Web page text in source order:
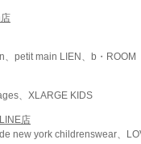
petit main LIEN、b・ROOM
、XLARGE KIDS
店
new york childrenswear、